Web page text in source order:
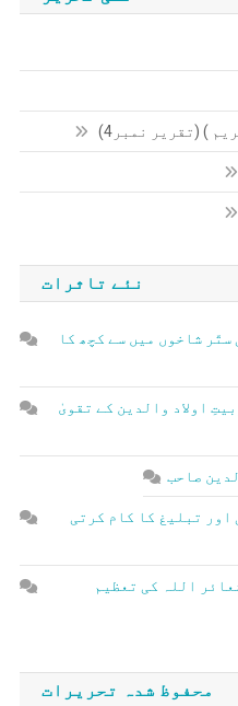
) (تقریر نمبر4)
نئے تاثرات
ستّر شاخوں میں سے کچھ کا
اولاد والدین کے تقویٰ
صاحب
اور تبلیغ کا کام کرتی
اللہ کی تعظیم
محفوظ شدہ تحریرات